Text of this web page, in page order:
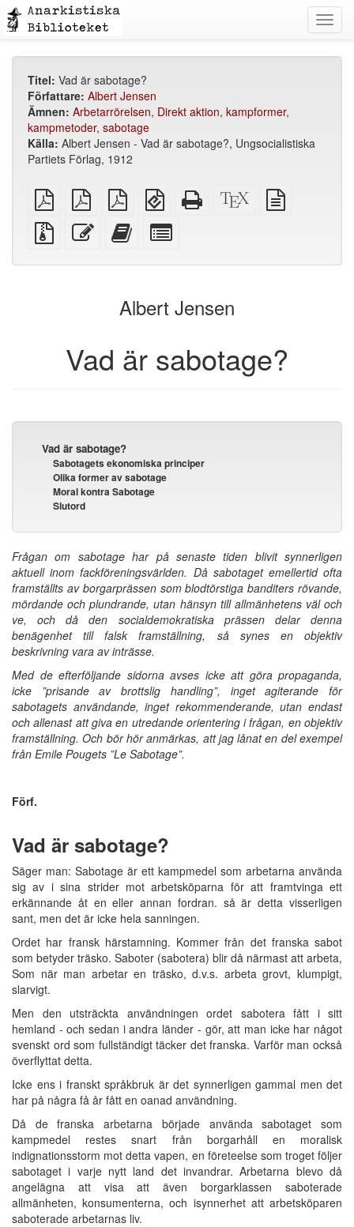
Titel: Vad är sabotage?
Författare: Albert Jensen
Ämnen: Arbetarrörelsen, Direkt aktion, kampformer,
kampmetoder, sabotage
Källa: Albert Jensen - Vad är sabotage?, Ungsocialistiska
Partiets Förlag, 1912
plain
PDF
A4
imposed
PDF
Letter
imposed
PDF
EPUB
(för
mobila
enheter)
Fristående
HTML
XeLaTeX
källa
Källfiler
med
Redigera
denna
Lägg
text
bokskaparen
for
bookbuilder
Albert Jensen
Vad är sabotage?
Vad är sabotage?
Sabotagets ekonomiska principer
Olika former av sabotage
Moral kontra Sabotage
Slutord
Frågan om sabotage har på senaste tiden blivit synnerligen
aktuell inom fackföreningsvärlden. Då sabotaget emellertid ofta
framställts av borgarprässen som blodtörstiga banditers rövande,
mördande och plundrande, utan hänsyn till allmänhetens väl och
ve, och då den socialdemokratiska prässen delar denna
benägenhet till falsk framställning, så synes en objektiv
beskrivning vara av inträsse.
Med de efterföljande sidorna avses icke att göra propaganda,
icke ”prisande av brottslig handling”, inget agiterande för
sabotagets användande, inget rekommenderande, utan endast
och allenast att giva en utredande orientering i frågan, en objektiv
framställning. Och bör hör anmärkas, att jag lånat en del exempel
från Emile Pougets ”Le Sabotage”.
Förf.
Vad är sabotage?
Säger man: Sabotage är ett kampmedel som arbetarna använda
sig av i sina strider mot arbetsköparna för att framtvinga ett
erkännande åt en eller annan fordran. så är detta visserligen
sant, men det är icke hela sanningen.
Ordet har fransk härstamning. Kommer från det franska sabot
som betyder träsko. Saboter (sabotera) blir då närmast att arbeta,
Som när man arbetar en träsko, d.v.s. arbeta grovt, klumpigt,
slarvigt.
Men den utsträckta användningen ordet sabotera fått i sitt
hemland - och sedan i andra länder - gör, att man icke har något
svenskt ord som fullständigt täcker det franska. Varför man också
överflyttat detta.
Icke ens i franskt språkbruk är det synnerligen gammal men det
har på några få år fått en oanad användning.
Då de franska arbetarna började använda sabotaget som
kampmedel restes snart från borgarhåll en moralisk
indignationsstorm mot detta vapen, en företeelse som troget följer
sabotaget i varje nytt land det invandrar. Arbetarna blevo då
angelägna att visa att även borgarklassen saboterade
allmänheten, konsumenterna, och isynnerhet att arbetsköparen
saboterade arbetarnas liv.